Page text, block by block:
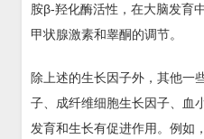
胺β-羟化酶活性，在大脑发育
甲状腺激素和睾酮的调节。
除上述的生长因子外，其他一
子、成纤维细胞生长因子、血
发育和生长有促进作用。例如